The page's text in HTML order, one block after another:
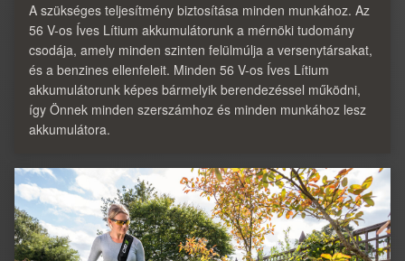
A szükséges teljesítmény biztosítása minden munkához. Az
56 V-os Íves Lítium akkumulátorunk a mérnöki tudomány
csodája, amely minden szinten felülmúlja a versenytársakat,
és a benzines ellenfeleit. Minden 56 V-os Íves Lítium
akkumulátorunk képes bármelyik berendezéssel működni,
így Önnek minden szerszámhoz és minden munkához lesz
akkumulátora.